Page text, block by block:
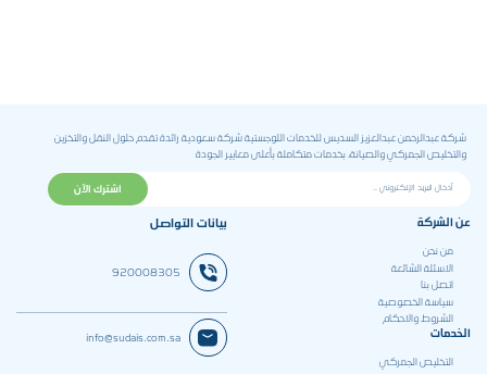
شركة عبدالرحمن عبدالعزيز السديس للخدمات اللوجستية شركة سعودية رائدة تقدم حلول النقل والتخزين
والتخليص الجمركي والصيانة، بخدمات متكاملة بأعلى معايير الجودة
عن الشركة
من نحن
الاسئلة الشائعة
اتصل بنا
سياسة الخصوصية
الشروط والاحكام
الخدمات
التخليص الجمركي
بيانات التواصل
920008305
info@sudais.com.sa